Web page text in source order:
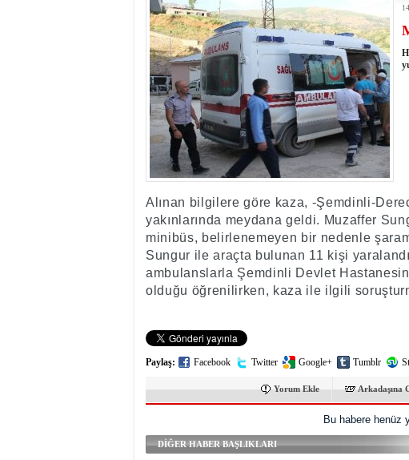
17:35 - Hakkari'ye Raftingde Çifte
17:32- Dağcı Yüksel Işık'ın izini
17:30- Hayvanlar Şarbona karşı
17:27- Hakkari'de yaz ortasında
19:22
- Cennet-Cehennem
19:19- CHP Hakkari ve 26 il
19:17 - Cennet Cehennem
19:13- Bakan Yardımcısı Çelik,
19:10
- Hakkari'de 503 kilogram
19:08
- Bakan Yardımcısı Ali Çelik
Alınan bilgilere göre kaza, -Şemdinli-
yakınlarında meydana geldi. Muzaffer
minibüs, belirlenemeyen bir nedenle
Sungur ile araçta bulunan 11 kişi
ambulanslarla Şemdinli Devlet
olduğu öğrenilirken, kaza ile ilgili
Paylaş: Facebook Twitter Google+ Tumblr
Yorum Ekle Arkadaşına
Bu habere henüz
DİĞER HABER BAŞLIKLARI